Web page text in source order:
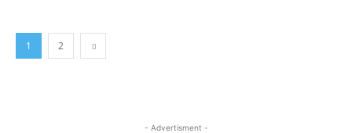
1 2
- Advertisment -